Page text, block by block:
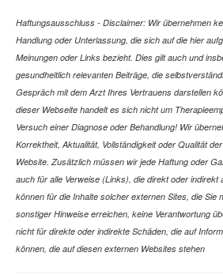
Haftungsausschluss - Disclaimer: Wir übernehmen
Handlung oder Unterlassung, die sich auf die hier
Meinungen oder Links bezieht. Dies gilt auch und
gesundheitlich relevanten Beiträge, die
Gespräch mit dem Arzt Ihres Vertrauens darstellen
dieser Webseite handelt es sich nicht um
Versuch einer Diagnose oder Behandlung! Wir
Korrektheit, Aktualität, Vollständigkeit oder Qualität
Website. Zusätzlich müssen wir jede Haftung oder
auch für alle Verweise (Links), die direkt oder indirekt
können für die Inhalte solcher externen Sites, die Sie
sonstiger Hinweise erreichen, keine Verantwortung
nicht für direkte oder indirekte Schäden, die auf
können, die auf diesen externen Websites stehen